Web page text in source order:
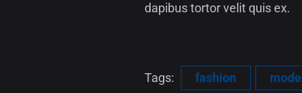
dapibus tortor velit quis ex.
Tags: fashion